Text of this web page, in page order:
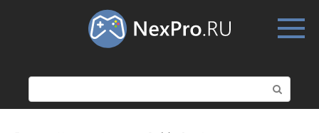
о
и